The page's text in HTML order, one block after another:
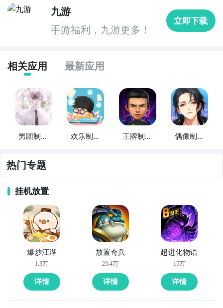
九游
手游福利，九游更多！
立即下载
相关应用 最新应用
男团制作
欢乐制作
王牌制作
偶像制作
热门专题
挂机放置
爆炒江湖
1.3万
详情
放置奇兵
23.4万
详情
超进化物语
15万
详情